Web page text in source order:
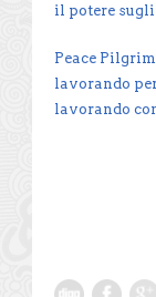
il potere sugli
Peace
lavorando
lavorando